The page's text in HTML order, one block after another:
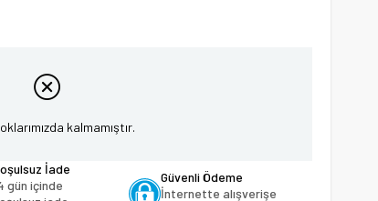
kalmamıştır.
İade
gün içinde
Güvenli Ödeme
İnternette alışverişe